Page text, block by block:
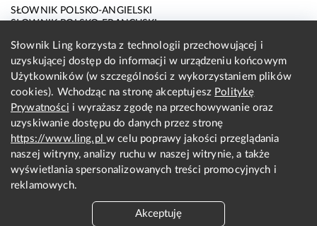
SŁOWNIK POLSKO-ANGIELSKI
SŁOWNIK POLSKO-FRANCUSKI
SŁOWNIK POLSKO-HISZPAŃSKI
SŁOWNIK POLSKO-NIEMIECKI
SŁOWNIK POLSKO-ROSYJSKI
SŁOWNIK ANGIELSKO-POLSKI
SŁOWNIK FRANCUSKO-POLSKI
SŁOWNIK WŁOSKO-POLSKI
SŁOWNIK HISZPAŃSKO-POLSKI
SŁOWNIK NIEMIECKO-POLSKI
SŁOWNIK ROSYJSKO-POLSKI
O nas
KONTAKT Z REDAKCJĄ
Słownik Ling korzysta z technologii przechowującej i
uzyskującej dostęp do informacji w urządzeniu końcowym
Użytkowników (w szczególności z wykorzystaniem plików
cookies). Wchodząc na stronę akceptujesz Politykę
Prywatności i wyrażasz zgodę na przechowywanie oraz
uzyskiwanie dostępu do danych przez stronę
https://www.ling.plw celu poprawy jakości przeglądania
naszej witryny, analizy ruchu w naszej witrynie, a także
wyświetlania spersonalizowanych treści promocyjnych i
reklamowych.
Akceptuję